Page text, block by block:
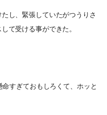
し、緊張していたがつうりさ
て受ける事ができた。
すぎておもしろくて、ホッと